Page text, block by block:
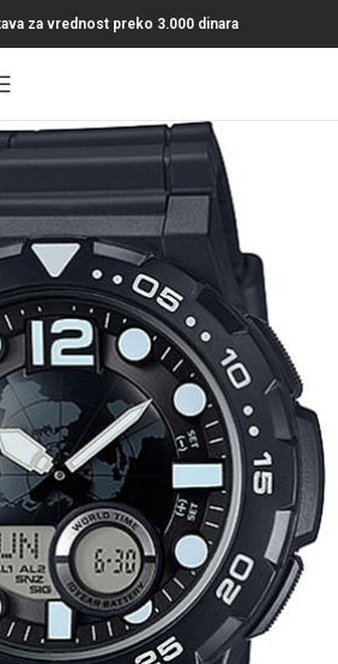
za vrednost preko 3.000 dinara